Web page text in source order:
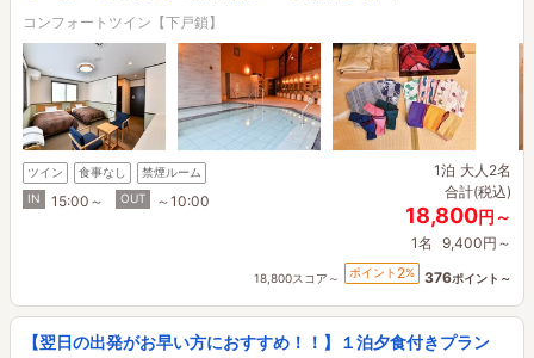
コンフォートツイン【下戸鎖】
ツイン 食事なし
禁煙ルーム
IN
15:00～ OUT ～10:00
1泊 大人2名
合計(税込)
18,800円～
1名 9,400円～
18,800スコア～ ポイント 2% 376ポイント～
【翌日の出発がお早い方におすすめ！！】１泊夕食付きプラン